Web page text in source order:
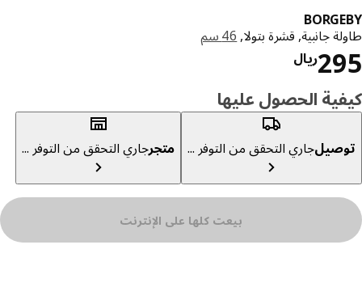
جانبية, قشرة بتولا,46 سم
ريالالسعر ريال 295
الحصول عليها
جاري التحقق من التوفر ... متجرجاري التحقق من التوفر ...
بيعت كلها على الإنترنت